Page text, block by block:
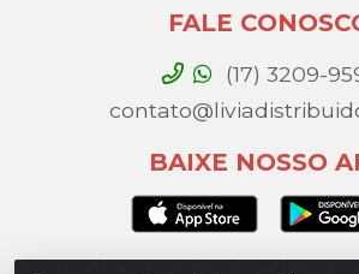
FALE
(17) 3209-
BAIXE NOSSO